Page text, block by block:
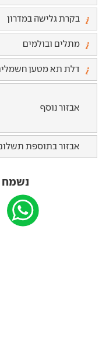
בקרת גלישה במדרון
מתלים ובולמים
דלת תא מטען
אבזור נוסף
אבזור בתוספת
נשמח